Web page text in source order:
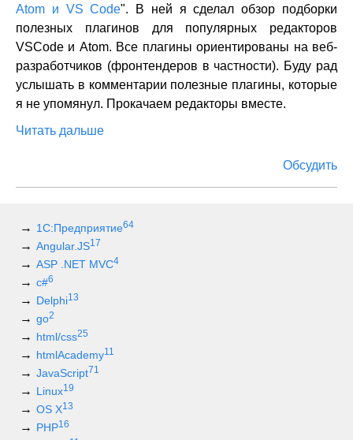
Atom и VS Code". В ней я сделал обзор подборки
полезных плагинов для популярных редакторов
VSCode и Atom. Все плагины ориентированы на веб-
разработчиков (фронтендеров в частности). Буду рад
услышать в комментарии полезные плагины, которые
я не упомянул. Прокачаем редакторы вместе.
Читать дальше
Обсудить
1С:Предприятие64
Angular.JS17
ASP .NET MVC4
c#6
Delphi13
go2
html/css25
htmlAcademy11
JavaScript71
Linux19
OS X13
PHP16